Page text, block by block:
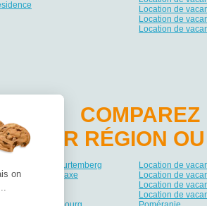
Location de
Location de
Location de
PAR RÉGION
Bade-Wurtemberg
Basse-Saxe
Bavière
Location de
Location de
Location de
Location de
on